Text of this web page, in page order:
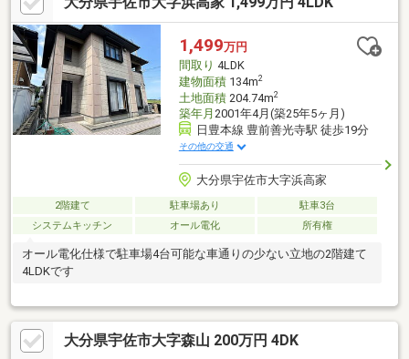
2000m（車4分）・ドラッグストアコスモス西本町店まで
2900m（車6分）
1,499万円
間取り 4LDK
建物面積134m2
土地面積204.74m2
築年月 2001年4月(築25年5ヶ月)
日豊本線 豊前善光寺駅 徒歩19分
その他の交通
大分県宇佐市大字浜高家
2階建て 駐車場あり
駐車3台
システムキッチン
オール電化 所有権
オール電化仕様で駐車場4台可能な車通りの少ない立地の2階建て
4LDKです
大分県宇佐市大字森山 200万円 4DK